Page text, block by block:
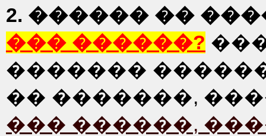
2. ������ ��
��� ������?
�������
�� �������,
��� ������,